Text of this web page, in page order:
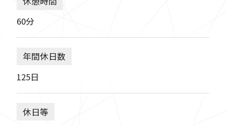
60分
年間休日数
125日
休日等